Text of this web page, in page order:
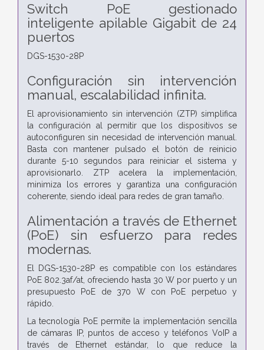
Switch PoE gestionado
inteligente apilable Gigabit de 24
puertos
DGS-1530-28P
Configuración sin intervención
manual, escalabilidad infinita.
El aprovisionamiento sin intervención (ZTP) simplifica
la configuración al permitir que los dispositivos se
autoconfiguren sin necesidad de intervención manual.
Basta con mantener pulsado el botón de reinicio
durante 5-10 segundos para reiniciar el sistema y
aprovisionarlo. ZTP acelera la implementación,
minimiza los errores y garantiza una configuración
coherente, siendo ideal para redes de gran tamaño.
Alimentación a través de Ethernet
(PoE) sin esfuerzo para redes
modernas.
El DGS-1530-28P es compatible con los estándares
PoE 802.3af/at, ofreciendo hasta 30 W por puerto y un
presupuesto PoE de 370 W con PoE perpetuo y
rápido.
La tecnología PoE permite la implementación sencilla
de cámaras IP, puntos de acceso y teléfonos VoIP a
través de Ethernet estándar, lo que reduce la